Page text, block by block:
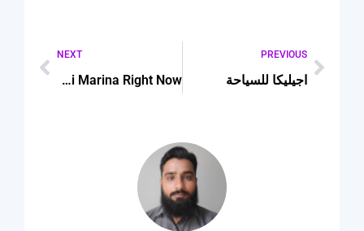
PREVIOUS
اجيليكا للسياحة
NEXT
Why Should You Buy Flat in Dubai Marina Right Now?